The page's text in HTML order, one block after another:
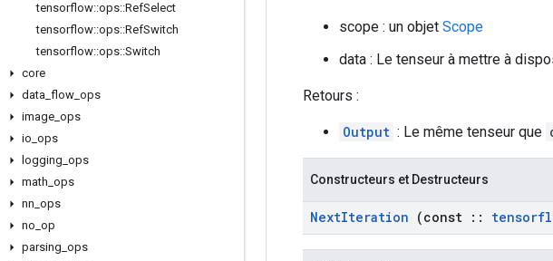
tensorflow::ops::RefSelect
tensorflow::ops::RefSwitch
tensorflow::ops::Switch
core
data flow ops
image ops
io ops
logging ops
math ops
nn ops
no op
parsing ops
scope : un objet Scope
data : Le tenseur à mettre à
Retours :
Output : Le même tenseur que
Constructeurs et Destructeurs
NextIteration (const ::